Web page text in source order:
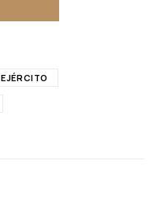
EJÉRCITO